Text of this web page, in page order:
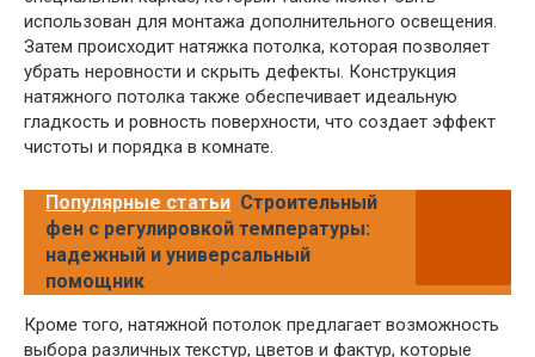
использован для монтажа дополнительного освещения.
Затем происходит натяжка потолка, которая позволяет
убрать неровности и скрыть дефекты. Конструкция
натяжного потолка также обеспечивает идеальную
гладкость и ровность поверхности, что создает эффект
чистоты и порядка в комнате.
Популярные статьи Строительный
фен с регулировкой температуры:
надежный и универсальный
помощник
Кроме того, натяжной потолок предлагает возможность
выбора различных текстур, цветов и фактур, которые